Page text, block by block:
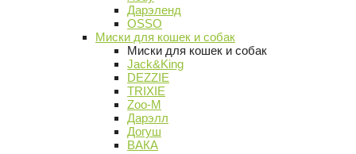
Дарэленд
OSSO
Миски для кошек и собак
Миски для кошек и собак
Jack&King
DEZZIE
TRIXIE
Zoo-M
Дарэлл
Догуш
ВАКА